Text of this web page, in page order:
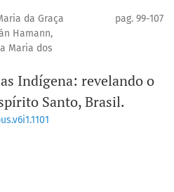
da Graça
Hamann,
Maria dos
pag. 99-107
Indígena: revelando o
Santo, Brasil.